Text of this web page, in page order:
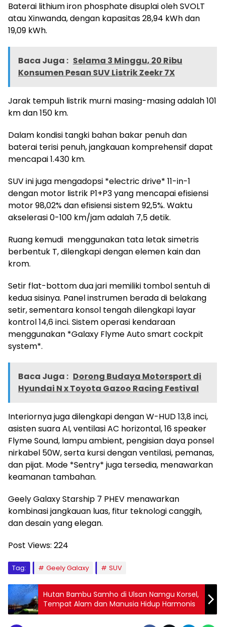
Baterai lithium iron phosphate disuplai oleh SVOLT
atau Xinwanda, dengan kapasitas 28,94 kWh dan
19,09 kWh.
Baca Juga : Selama 3 Minggu, 20 Ribu
Konsumen Pesan SUV Listrik Zeekr 7X
Jarak tempuh listrik murni masing-masing adalah 101
km dan 150 km.
Dalam kondisi tangki bahan bakar penuh dan
baterai terisi penuh, jangkauan komprehensif dapat
mencapai 1.430 km.
SUV ini juga mengadopsi *electric drive* 11-in-1
dengan motor listrik P1+P3 yang mencapai efisiensi
motor 98,02% dan efisiensi sistem 92,5%. Waktu
akselerasi 0-100 km/jam adalah 7,5 detik.
Ruang kemudi menggunakan tata letak simetris
berbentuk T, dilengkapi dengan elemen kain dan
krom.
Setir flat-bottom dua jari memiliki tombol sentuh di
kedua sisinya. Panel instrumen berada di belakang
setir, sementara konsol tengah dilengkapi layar
kontrol 14,6 inci. Sistem operasi kendaraan
menggunakan *Galaxy Flyme Auto smart cockpit
system*.
Baca Juga : Dorong Budaya Motorsport di
Hyundai N x Toyota Gazoo Racing Festival
Interiornya juga dilengkapi dengan W-HUD 13,8 inci,
asisten suara AI, ventilasi AC horizontal, 16 speaker
Flyme Sound, lampu ambient, pengisian daya ponsel
nirkabel 50W, serta kursi dengan ventilasi, pemanas,
dan pijat. Mode *Sentry* juga tersedia, menawarkan
keamanan tambahan.
Geely Galaxy Starship 7 PHEV menawarkan
kombinasi jangkauan luas, fitur teknologi canggih,
dan desain yang elegan.
Post Views: 224
Tag: Geely Galaxy SUV
Hutan Bambu Samho di Ulsan Namgu Korsel,
Tempat Alam dan Manusia Hidup Harmonis